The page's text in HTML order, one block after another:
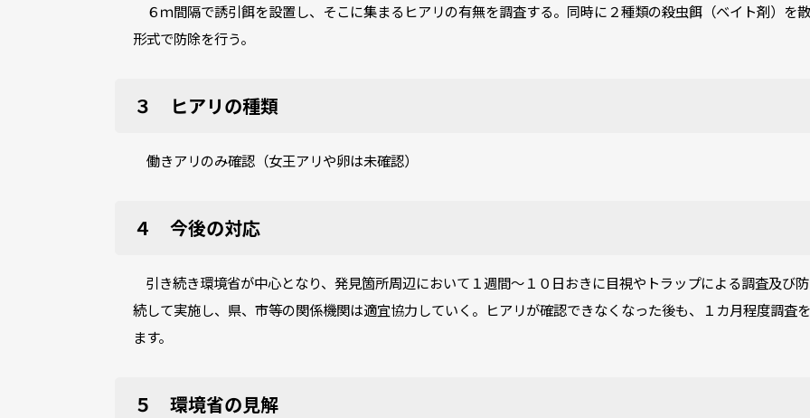
６ｍ間隔で誘引餌を設置し、そこに集まるヒアリの有無を調査する。同時に２種類の殺虫餌（ベイト剤）を
形式で防除を行う。
３ ヒアリの種類
働きアリのみ確認（女王アリや卵は未確認）
４ 今後の対応
引き続き環境省が中心となり、発見箇所周辺において１週間～１０日おきに目視やトラップによる調査及び
続して実施し、県、市等の関係機関は適宜協力していく。ヒアリが確認できなくなった後も、１カ月程度調査
ます。
５ 環境省の見解